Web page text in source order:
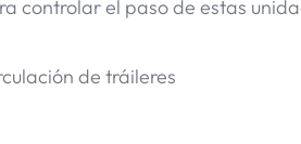
controlar el paso de estas
de tráileres